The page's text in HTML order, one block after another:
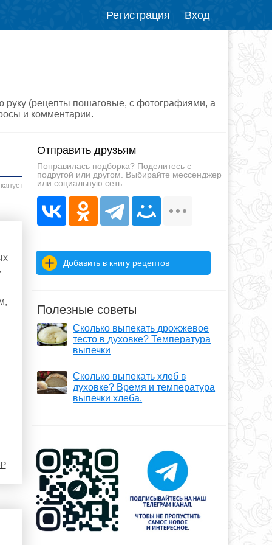
Регистрация Вход
руку (рецепты пошаговые, с фотографиями, а
и комментарии.
Отправить друзьям
Понравилась подборка? Поделитесь с
подругой или другом. Выбирайте мессенджер
или социальную сеть.
Добавить в книгу рецептов
Полезные советы
Сколько выпекать дрожжевое
тесто в духовке? Температура
выпечки
Сколько выпекать хлеб в
духовке? Время и температура
выпечки хлеба.